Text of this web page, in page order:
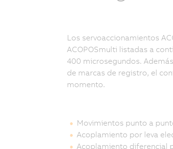
Los servoaccionamientos
ACOPOSmulti listadas a
400 microsegundos.
de marcas de registro, el
momento.
Movimientos punto a
Acoplamiento por leva
Acoplamiento diferencial